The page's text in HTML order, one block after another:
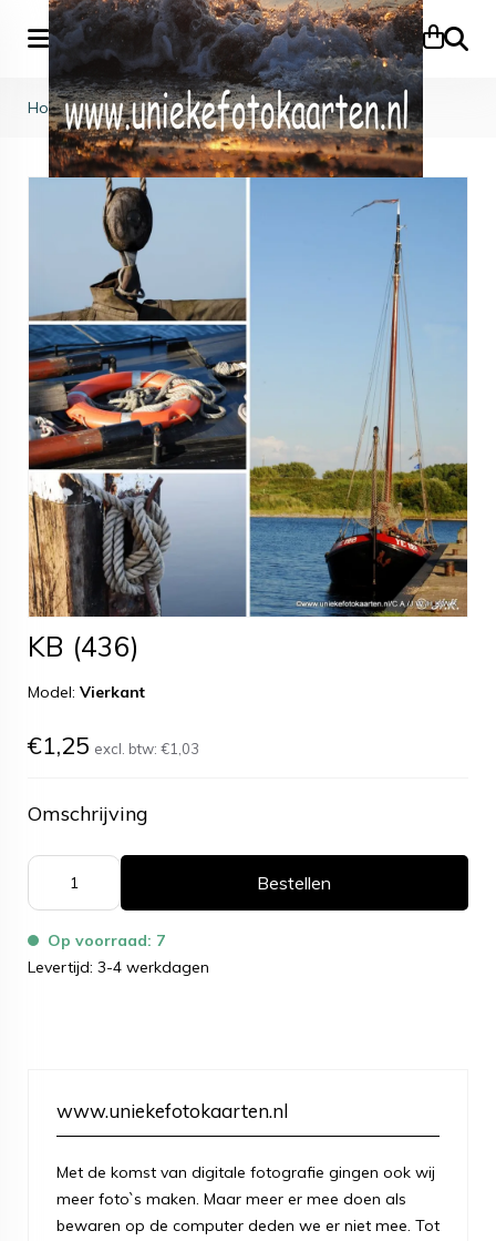
Zoeken
Home>Zee & Strand>KB (436)
KB (436)
Model: Vierkant
€1,25 excl. btw: €1,03
Omschrijving
Bestellen
Op voorraad: 7
Levertijd: 3-4 werkdagen
www.uniekefotokaarten.nl
Met de komst van digitale fotografie gingen ook wij
meer foto`s maken. Maar meer er mee doen als
bewaren op de computer deden we er niet mee. Tot